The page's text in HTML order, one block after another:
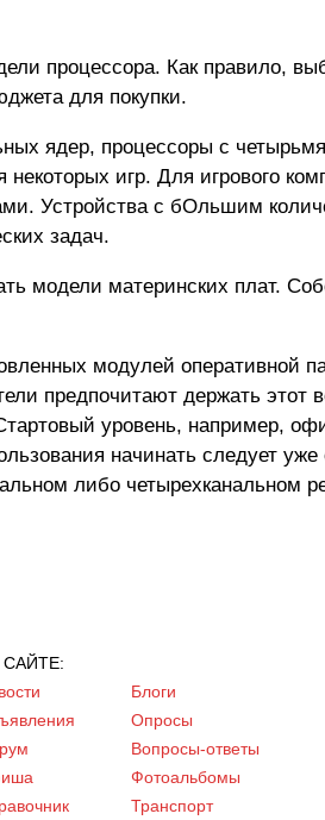
процессора. Как правило,
для покупки.
ядер, процессоры с
игр. Для игрового
Устройства с бОльшим
задач.
модели материнских плат.
модулей оперативной
предпочитают держать этот
уровень, например,
начинать следует
либо четырехканальном
САЙТЕ:
Блоги
Опросы
Вопросы-ответы
Фотоальбомы
Транспорт